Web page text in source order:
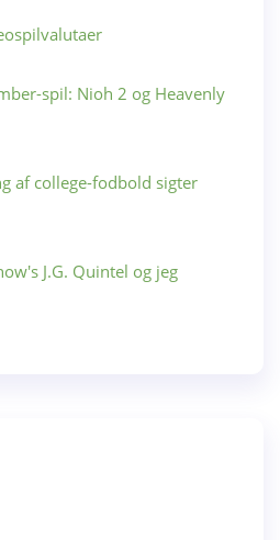
spil: Nioh 2 og Heavenly
af college-fodbold sigter
J.G. Quintel og jeg